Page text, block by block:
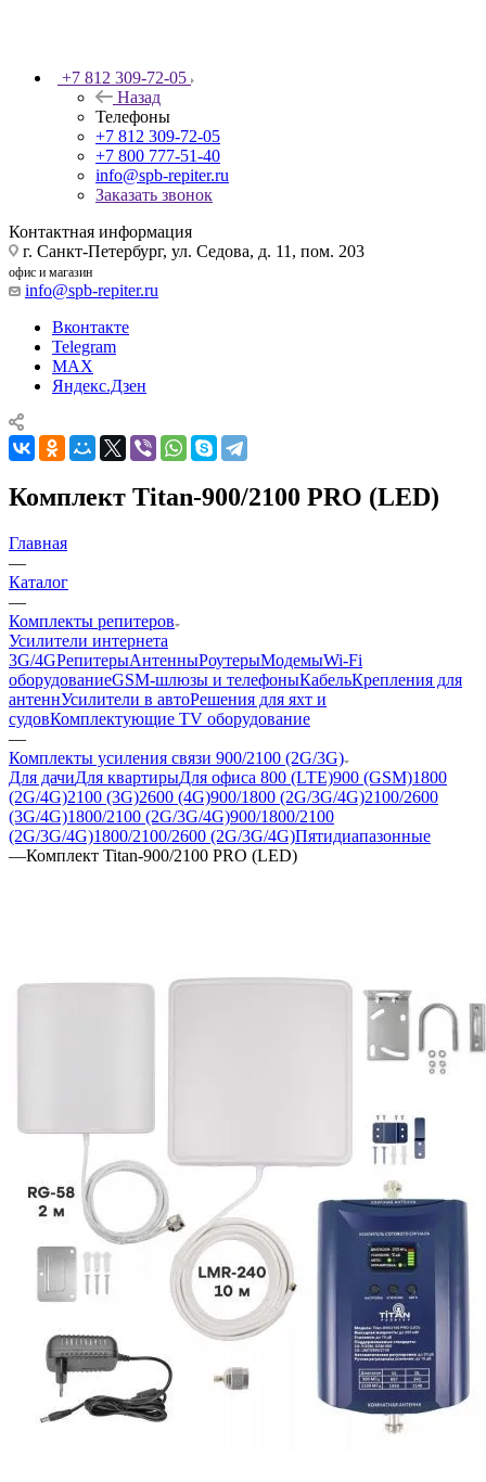
+7 812 309-72-05
Назад
Телефоны
+7 812 309-72-05
+7 800 777-51-40
info@spb-repiter.ru
Заказать звонок
Контактная информация
г. Санкт-Петербург, ул. Седова, д. 11, пом. 203
офис и магазин
info@spb-repiter.ru
Вконтакте
Telegram
MAX
Яндекс.Дзен
Комплект Titan-900/2100 PRO (LED)
Главная
—
Каталог
—
Комплекты репитеров
Усилители интернета
3G/4GРепитерыАнтенныРоутерыМодемыWi-Fi
оборудованиеGSM-шлюзы и телефоныКабельКрепления для
антеннУсилители в автоРешения для яхт и
судовКомплектующие TV оборудование
—
Комплекты усиления связи 900/2100 (2G/3G)
Для дачиДля квартирыДля офиса 800 (LTE)900 (GSM)1800
(2G/4G)2100 (3G)2600 (4G)900/1800 (2G/3G/4G)2100/2600
(3G/4G)1800/2100 (2G/3G/4G)900/1800/2100
(2G/3G/4G)1800/2100/2600 (2G/3G/4G)Пятидиапазонные
—Комплект Titan-900/2100 PRO (LED)